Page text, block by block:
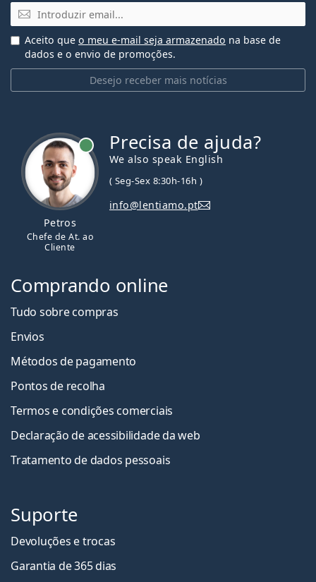
Email
Desejo receber mais notícias
Aceito que o meu e-mail seja armazenado na base de
dados e o envio de promoções.
Petros
Chefe de At. ao
Cliente
Precisa de ajuda?
We also speak English
( Seg-Sex 8:30h-16h )
info@lentiamo.pt
Comprando online
Tudo sobre compras
Envios
Métodos de pagamento
Pontos de recolha
Termos e condições comerciais
Declaração de acessibilidade da web
Tratamento de dados pessoais
Suporte
Devoluções e trocas
Garantia de 365 dias